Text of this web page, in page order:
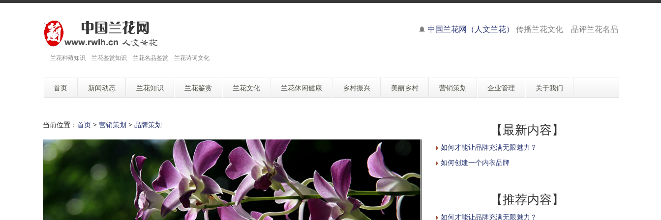
兰花种殖知识 兰花鉴赏知识 兰花名品鉴赏 兰花诗词文化
中国兰花网（人文兰花） 传播兰花文化 品评兰花名品
首页 新闻动态 兰花知识 兰花鉴赏 兰花文化 兰花休闲健康 乡村振兴 美丽乡村 营销策划 企业管理 关于我们
当前位置： 首页 > 营销策划 > 品牌策划 【最新内容】
如何才能让品牌充满无限魅力？
如何创建一个内衣品牌
【推荐内容】
如何才能让品牌充满无限魅力？